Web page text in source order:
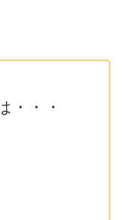
・・・